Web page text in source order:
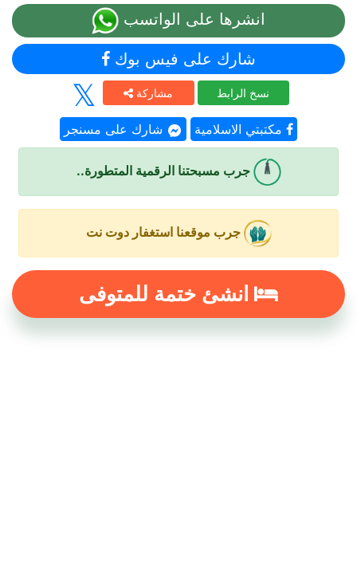
انشرها على الواتسب
شارك على فيس بوك
مشاركة نسخ الرابط
شارك على مسنجر مكتبتي الاسلامية
جرب مسبحتنا الرقمية المتطورة..
جرب موقعنا استغفار دوت نت